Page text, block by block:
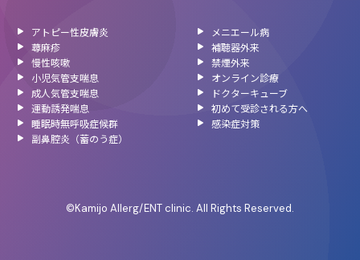
アトピー性皮膚炎
蕁麻疹
慢性咳嗽
小児気管支喘息
成人気管支喘息
運動誘発喘息
睡眠時無呼吸症候群
副鼻腔炎（蓄のう症）
メニエール病
補聴器外来
禁煙外来
オンライン診療
ドクターキューブ
初めて受診される方へ
感染症対策
©Kamijo Allerg/ENT clinic. All Rights Reserved.